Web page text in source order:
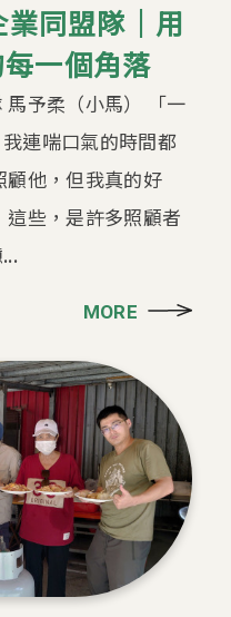
同盟隊｜用
每一個角落
予柔（小馬） 「一
連喘口氣的時間都
顧他，但我真的好
些，是許多照顧者
MORE